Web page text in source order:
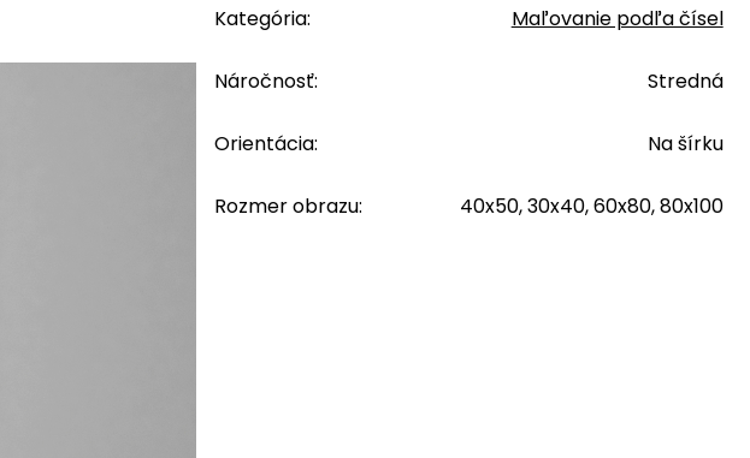
Kategória: Maľovanie podľa čísel
Náročnosť: Stredná
Orientácia: Na šírku
Rozmer obrazu: 40x50, 30x40, 60x80, 80x100